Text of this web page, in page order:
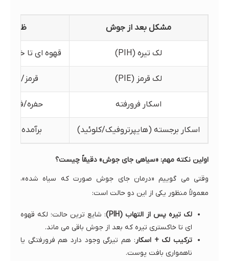
مشکل بعد از جوش ظاهر
لک تیره (PIH) قهوه ای تا
لک قرمز (PIE) قرمز/
اسکار فرورفته حفره/
اسکار برجسته (هایپرتروفیک/کلوئید) برآمده و
اولین نکته مهم: «سیاهی جای جوش» دقیقاً چیست؟
وقتی می گوییم «درمان جای جوش صورت که سیاه شده»،
معمولاً منظور یکی از این دو حالت است:
لک تیره پس از التهاب (PIH)
: شایع ترین حالت؛ لکه قهوه
ای تا خاکستری تیره که بعد از جوش باقی می ماند.
ترکیب لک + اسکار: هم تیرگی وجود دارد هم فرورفتگی یا
ناهمواری بافت پوست.